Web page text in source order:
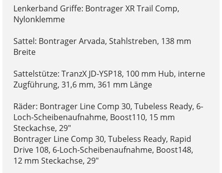
Lenkerband Griffe: Bontrager XR Trail Comp,
Nylonklemme
Sattel: Bontrager Arvada, Stahlstreben, 138 mm
Breite
Sattelstütze: TranzX JD-YSP18, 100 mm Hub, interne
Zugführung, 31,6 mm, 361 mm Länge
Räder: Bontrager Line Comp 30, Tubeless Ready, 6-
Loch-Scheibenaufnahme, Boost110, 15 mm
Steckachse, 29"
Bontrager Line Comp 30, Tubeless Ready, Rapid
Drive 108, 6-Loch-Scheibenaufnahme, Boost148,
12 mm Steckachse, 29"